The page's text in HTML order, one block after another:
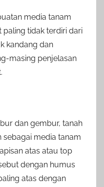
media tanam
tidak terdiri dari
kandang dan
masing penjelasan
dan gembur, tanah
media tanam
atas atau top
dengan humus
atas dengan